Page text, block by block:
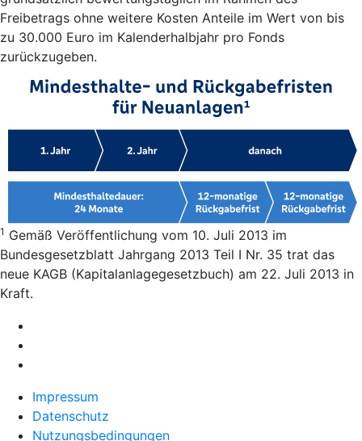
Freibetrags ohne weitere Kosten Anteile im Wert von bis
zu 30.000 Euro im Kalenderhalbjahr pro Fonds
zurückzugeben.
1 Gemäß Veröffentlichung vom 10. Juli 2013 im
Bundesgesetzblatt Jahrgang 2013 Teil I Nr. 35 trat das
neue KAGB (Kapitalanlagegesetzbuch) am 22. Juli 2013 in
Kraft.
Impressum
Datenschutz
Nutzungsbedingungen